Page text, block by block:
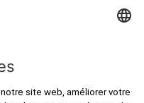
, sauf indication contraire.